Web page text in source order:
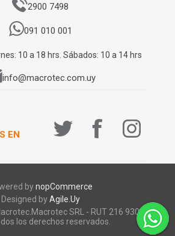
2900 7498
091 010 001
10 a 18 hrs. Sábados: 10 a 14 hrs
info@macrotec.com.uy
EN
bynopCommerce
Designed byAgile.Uy
SRL - RUT 216 930 920
los derechos reservados.